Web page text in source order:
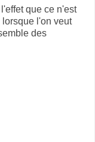
que ce n'est
l'on veut
des